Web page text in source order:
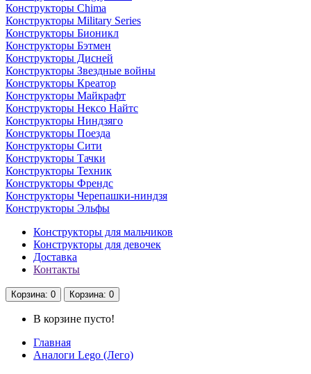
Конструкторы Chima
Конструкторы Military Series
Конструкторы Бионикл
Конструкторы Бэтмен
Конструкторы Дисней
Конструкторы Звездные войны
Конструкторы Креатор
Конструкторы Майкрафт
Конструкторы Нексо Найтс
Конструкторы Ниндзяго
Конструкторы Поезда
Конструкторы Сити
Конструкторы Тачки
Конструкторы Техник
Конструкторы Френдс
Конструкторы Черепашки-ниндзя
Конструкторы Эльфы
Конструкторы для мальчиков
Конструкторы для девочек
Доставка
Контакты
Корзина: 0 Корзина: 0
В корзине пусто!
Главная
Аналоги Lego (Лего)